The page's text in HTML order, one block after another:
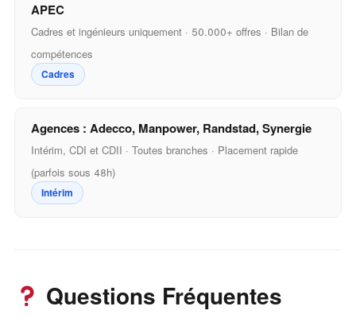
APEC
Cadres et ingénieurs uniquement · 50.000+ offres · Bilan de
compétences
Cadres
Agences : Adecco, Manpower, Randstad, Synergie
Intérim, CDI et CDII · Toutes branches · Placement rapide
(parfois sous 48h)
Intérim
Questions Fréquentes